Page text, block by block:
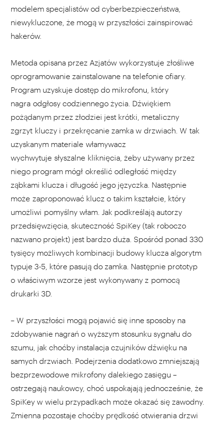
modelem specjalistów od cyberbezpieczeństwa,
niewykluczone, że mogą w przyszłości zainspirować
hakerów.
Metoda opisana przez Azjatów wykorzystuje złośliwe
oprogramowanie zainstalowane na telefonie ofiary.
Program uzyskuje dostęp do mikrofonu, który
nagra odgłosy codziennego życia. Dźwiękiem
pożądanym przez złodziei jest krótki, metaliczny
zgrzyt kluczy i przekręcanie zamka w drzwiach. W tak
uzyskanym materiale włamywacz
wychwytuje słyszalne kliknięcia, żeby używany przez
niego program mógł określić odległość między
ząbkami klucza i długość jego języczka. Następnie
może zaproponować klucz o takim kształcie, który
umożliwi pomyślny włam. Jak podkreślają autorzy
przedsięwzięcia, skuteczność SpiKey (tak roboczo
nazwano projekt) jest bardzo duża. Spośród ponad 330
tysięcy możliwych kombinacji budowy klucza algorytm
typuje 3-5, które pasują do zamka. Następnie prototyp
o właściwym wzorze jest wykonywany z pomocą
drukarki 3D.
– W przyszłości mogą pojawić się inne sposoby na
zdobywanie nagrań o wyższym stosunku sygnału do
szumu, jak choćby instalacja czujników dźwięku na
samych drzwiach. Podejrzenia dodatkowo zmniejszają
bezprzewodowe mikrofony dalekiego zasięgu –
ostrzegają naukowcy, choć uspokajają jednocześnie, że
SpiKey w wielu przypadkach może okazać się zawodny.
Zmienna pozostaje choćby prędkość otwierania drzwi